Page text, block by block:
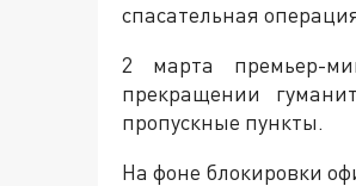
спасательная
2 марта премьер-
прекращении
пропускные пункты.
На фоне блокировки